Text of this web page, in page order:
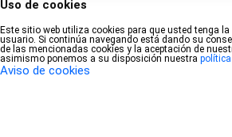
Uso de cookies
Este sitio web utiliza cookies para que usted tenga la
usuario. Si continúa navegando está dando su
de las mencionadas cookies y la aceptación de
asimismo ponemos a su disposición nuestra
Aviso de cookies